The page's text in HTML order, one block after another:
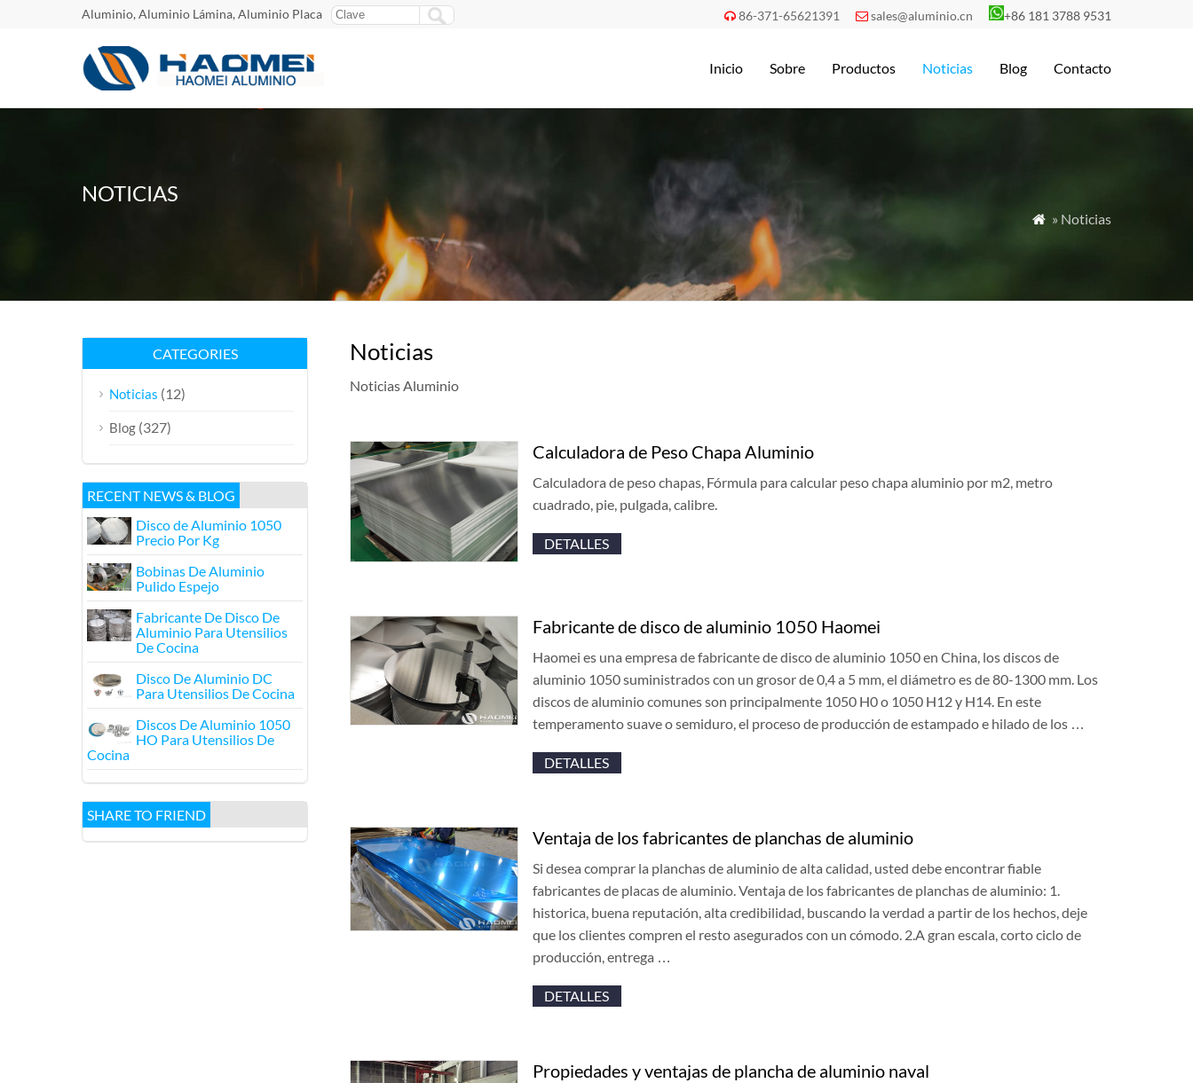
Aluminio, Aluminio Lámina, Aluminio Placa  86-371-65621391  sales@aluminio.cn +86 181 3788 9531
Inicio Sobre Productos Noticias Blog Contacto
NOTICIAS
 » Noticias
Noticias
Noticias Aluminio
Calculadora de Peso Chapa Aluminio
Calculadora de peso chapas, Fórmula para calcular peso chapa aluminio por m2, metro
cuadrado, pie, pulgada, calibre.
DETALLES
Fabricante de disco de aluminio 1050 Haomei
Haomei es una empresa de fabricante de disco de aluminio 1050 en China, los discos de
aluminio 1050 suministrados con un grosor de 0,4 a 5 mm, el diámetro es de 80-1300 mm. Los
discos de aluminio comunes son principalmente 1050 H0 o 1050 H12 y H14. En este
temperamento suave o semiduro, el proceso de producción de estampado e hilado de los …
DETALLES
Ventaja de los fabricantes de planchas de aluminio
Si desea comprar la planchas de aluminio de alta calidad, usted debe encontrar fiable
fabricantes de placas de aluminio. Ventaja de los fabricantes de planchas de aluminio: 1.
historica, buena reputación, alta credibilidad, buscando la verdad a partir de los hechos, deje
que los clientes compren el resto asegurados con un cómodo. 2.A gran escala, corto ciclo de
producción, entrega …
DETALLES
Propiedades y ventajas de plancha de aluminio naval
CATEGORIES
Noticias (12)
Blog (327)
RECENT NEWS & BLOG
Disco de Aluminio 1050
Precio Por Kg
Bobinas De Aluminio
Pulido Espejo
Fabricante De Disco De
Aluminio Para Utensilios
De Cocina
Disco De Aluminio DC
Para Utensilios De Cocina
Discos De Aluminio 1050
HO Para Utensilios De
Cocina
SHARE TO FRIEND